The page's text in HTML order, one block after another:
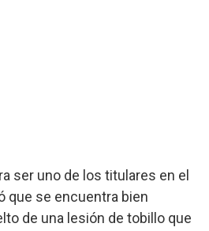
ser uno de los titulares en el
que se encuentra bien
de una lesión de tobillo que